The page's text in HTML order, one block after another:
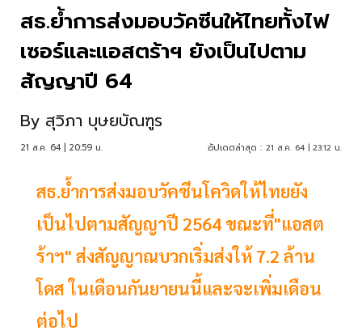
สธ.ย้ำการส่งมอบวัคซีนให้ไทยทั้งไฟ
เซอร์และแอสตร้าฯ ยังเป็นไปตาม
สัญญาปี 64
By สุวิภา บุษยบัณฑูร
21 ส.ค. 64 | 20:59 น. อัปเดตล่าสุด : 21 ส.ค. 64 | 23:12 น.
สธ.ย้ำการส่งมอบวัคซีนโควิดให้ไทยยัง
เป็นไปตามสัญญาปี 2564 ขณะที่"แอสต
ร้าฯ" ส่งสัญญาณบวกเริ่มส่งให้ 7.2 ล้าน
โดส ในเดือนกันยายนนี้และจะเพิ่มเดือน
ต่อไป